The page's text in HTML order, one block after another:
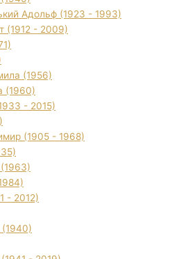
Адольф (1923 - 1993)
(1912 - 2009)
(1956)
(1960)
- 2015)
(1905 - 1968)
- 2012)
(1940)